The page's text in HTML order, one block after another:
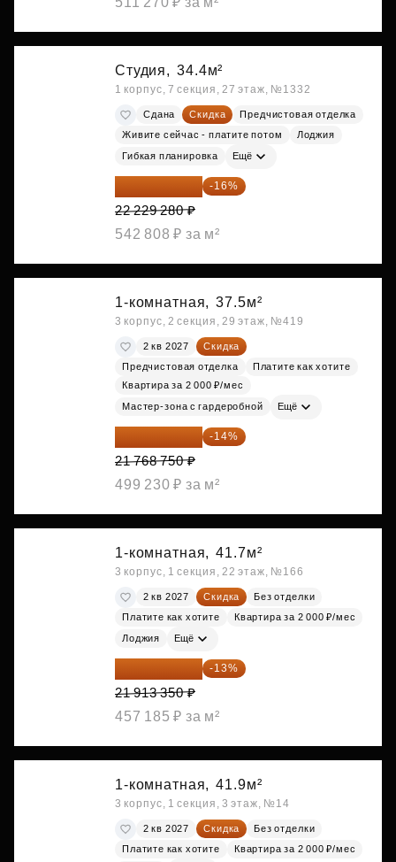
Студия, 34.4м²
1 корпус, 7 секция, 27 этаж, №1332
Сдана Скидка
Предчистовая отделка
Живите сейчас - платите потом
Лоджия
Гибкая планировка Ещё
18 672 595 ₽ -16%
22 229 280 ₽
542 808 ₽ за м²
1-комнатная, 37.5м²
3 корпус, 2 секция, 29 этаж, №419
2 кв 2027
Скидка
Предчистовая отделка
Платите как хотите
Квартира за 2 000 ₽/мес
Мастер-зона с гардеробной Ещё
18 721 125 ₽ -14%
21 768 750 ₽
499 230 ₽ за м²
1-комнатная, 41.7м²
3 корпус, 1 секция, 22 этаж, №166
2 кв 2027 Скидка
Без отделки
Платите как хотите
Квартира за 2 000 ₽/мес
Лоджия Ещё
19 064 615 ₽ -13%
21 913 350 ₽
457 185 ₽ за м²
1-комнатная, 41.9м²
3 корпус, 1 секция, 3 этаж, №14
2 кв 2027 Скидка
Без отделки
Платите как хотите
Квартира за 2 000 ₽/мес